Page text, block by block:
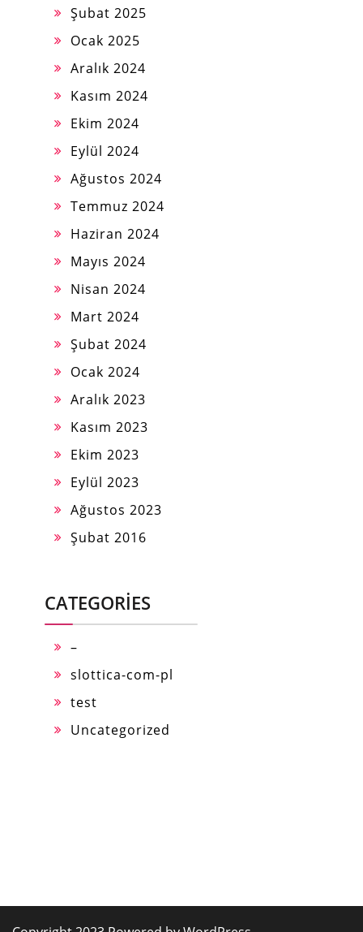
Şubat 2025
Ocak 2025
Aralık 2024
Kasım 2024
Ekim 2024
Eylül 2024
Ağustos 2024
Temmuz 2024
Haziran 2024
Mayıs 2024
Nisan 2024
Mart 2024
Şubat 2024
Ocak 2024
Aralık 2023
Kasım 2023
Ekim 2023
Eylül 2023
Ağustos 2023
Şubat 2016
CATEGORIES
–
slottica-com-pl
test
Uncategorized